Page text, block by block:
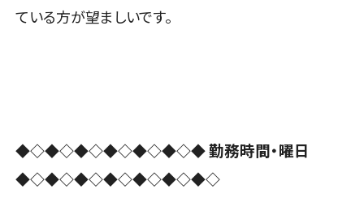
ている方が望ましいです。
◆◇◆◇◆◇◆◇◆◇◆◇◆勤務時間・曜日
◆◇◆◇◆◇◆◇◆◇◆◇◆◇